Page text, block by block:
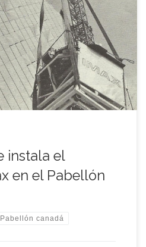
de los primeros pabellones en
en el recinto de la Isla de la
Universal de Sevilla 1992.
instala el
en el Pabellón
Pabellón canadá